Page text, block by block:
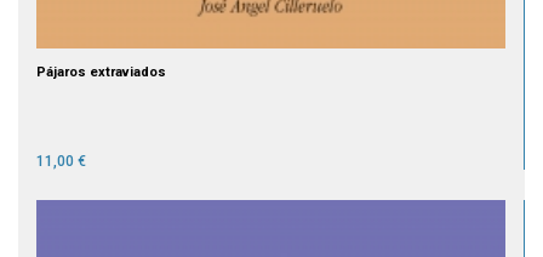
Pájaros extraviados
11,00 €